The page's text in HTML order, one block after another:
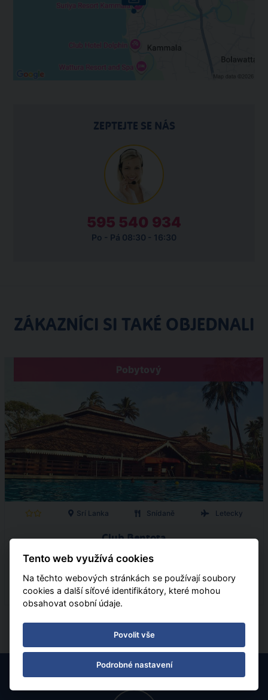
ZEPTEJTE SE NÁS
595 540 934
Po - Pá 08:30 - 16:30
ZÁKAZNÍCI SI TAKÉ OBJEDNALI
Pobytový
Srí Lanka Snídaně Letecky
Club Bentota
05.11.2026 - 16.11.2026
od 29 395 Kč | sleva 42%
Tento web využívá cookies
Na těchto webových stránkách se používají soubory
cookies a další síťové identifikátory, které mohou
obsahovat osobní údaje.
Povolit vše
Podrobné nastavení